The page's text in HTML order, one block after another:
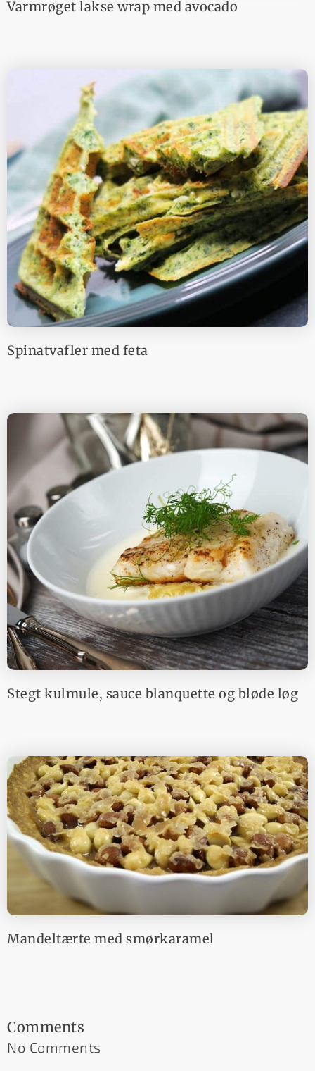
Varmrøget lakse wrap med avocado
Spinatvafler med feta
Stegt kulmule, sauce blanquette og bløde løg
Mandeltærte med smørkaramel
Comments
No Comments